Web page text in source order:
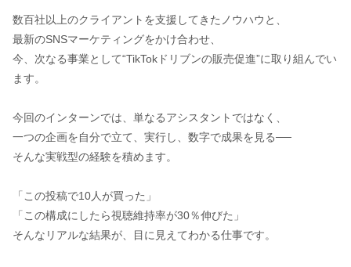
数百社以上のクライアントを支援してきたノウハウと、
最新のSNSマーケティングをかけ合わせ、
今、次なる事業として“TikTokドリブンの販売促進”に取り組んでい
ます。
今回のインターンでは、単なるアシスタントではなく、
一つの企画を自分で立て、実行し、数字で成果を見る──
そんな実戦型の経験を積めます。
「この投稿で10人が買った」
「この構成にしたら視聴維持率が30％伸びた」
そんなリアルな結果が、目に見えてわかる仕事です。